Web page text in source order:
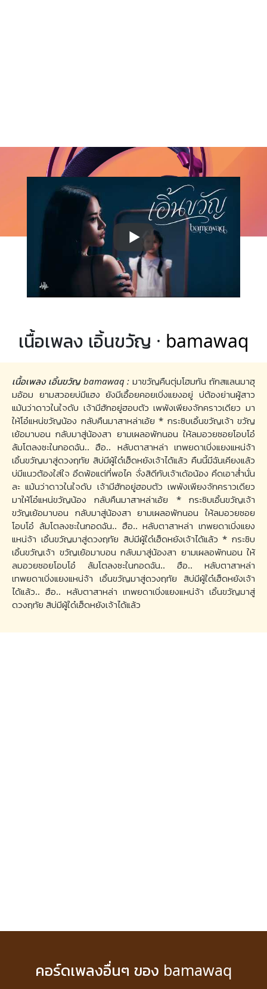
เนื้อเพลง เอิ้นขวัญ · bamawaq
เนื้อเพลง เอิ้นขวัญ bamawaq :มาขวัญคืนตุ่มโฮมกัน ถักสแลนมาฮุ
มอ้อม ยามสวอยบ่มีแฮง ยังมีเอื้อยคอยเบิ่งแยงอยู่ บ่ต้องย่านผู้สาว
แม้นว่าดาวในใจดับ เจ้ามีฮักอยู่ฮอบตัว เพพังเพียงจักคราวเดียว มา
ให้โอ๋แหน่ขวัญน้อง กลับคืนมาสาหล่าเอ้ย * กระซิบเอิ้นขวัญเจ้า ขวัญ
เย้อมาบอน กลับมาสู่น้องสา ยามเผลอพักนอน ให้ลมอวยซอยโอบโอ๋
ล้มโตลงซะในกอดฉัน.. ฮือ.. หลับตาสาหล่า เทพยดาเบิ่งแยงแหน่จ้า
เอิ้นขวัญมาสู่ดวงฤทัย สิบ่มีผู้ใด๋เฮ็ดหยังเจ้าได้แล้ว คืนนี้มีฉันเคียงแล้ว
บ่มีแนวต้องใส่ใจ อึดพ้อแต่ที่พอไค จั่งสิดีกับเจ้าเด้อน้อง คึดเอาส่ำนั่น
ละ แม้นว่าดาวในใจดับ เจ้ามีฮักอยู่ฮอบตัว เพพังเพียงจักคราวเดียว
มาให้โอ๋แหน่ขวัญน้อง กลับคืนมาสาหล่าเอ้ย * กระซิบเอิ้นขวัญเจ้า
ขวัญเย้อมาบอน กลับมาสู่น้องสา ยามเผลอพักนอน ให้ลมอวยซอย
โอบโอ๋ ล้มโตลงซะในกอดฉัน.. ฮือ.. หลับตาสาหล่า เทพยดาเบิ่งแยง
แหน่จ้า เอิ้นขวัญมาสู่ดวงฤทัย สิบ่มีผู้ใด๋เฮ็ดหยังเจ้าได้แล้ว * กระซิบ
เอิ้นขวัญเจ้า ขวัญเย้อมาบอน กลับมาสู่น้องสา ยามเผลอพักนอน ให้
ลมอวยซอยโอบโอ๋ ล้มโตลงซะในกอดฉัน.. ฮือ.. หลับตาสาหล่า
เทพยดาเบิ่งแยงแหน่จ้า เอิ้นขวัญมาสู่ดวงฤทัย สิบ่มีผู้ใด๋เฮ็ดหยังเจ้า
ได้แล้ว.. ฮือ.. หลับตาสาหล่า เทพยดาเบิ่งแยงแหน่จ้า เอิ้นขวัญมาสู่
ดวงฤทัย สิบ่มีผู้ใด๋เฮ็ดหยังเจ้าได้แล้ว
คอร์ดเพลงอื่นๆ ของ bamawaq